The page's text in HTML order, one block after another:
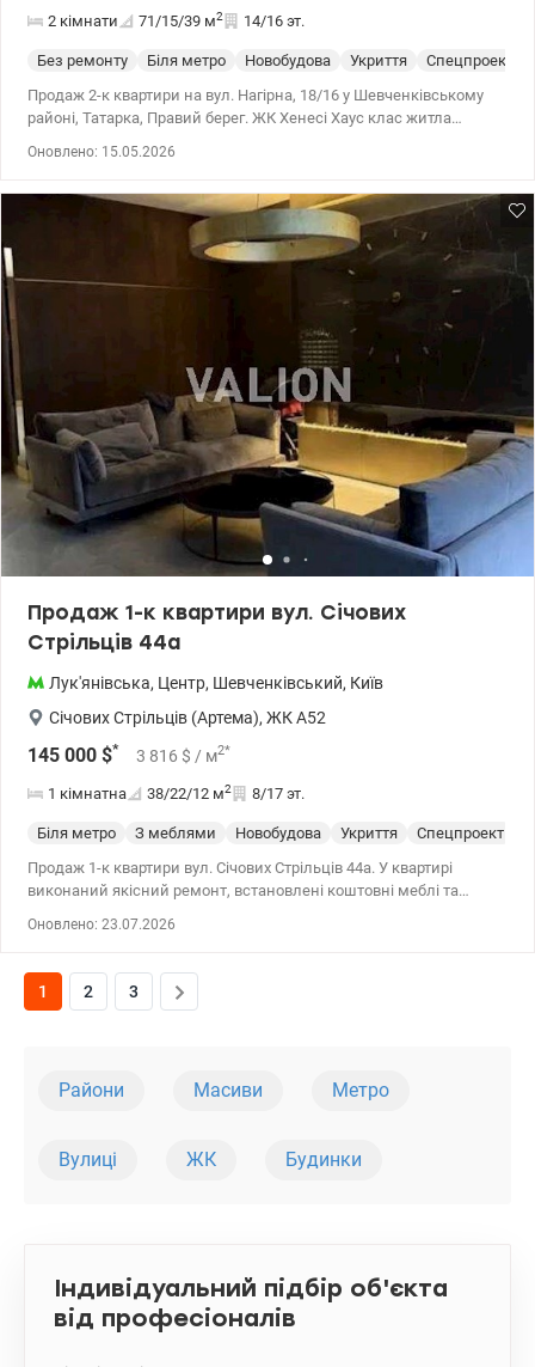
2 кімнати 71/15/39 м2 14/16 эт.
Без ремонту Біля метро Новобудова Укриття Спецпроект
Продаж 2-к квартири на вул. Нагірна, 18/16 у Шевченківському
районі, Татарка, Правий берег. ЖК Хенесі Хаус клас житла
енергоефективність класу А. Здано в експлуатацію. Квартира
видова, можливі авторські зміни у плануванні. Стіни утеплені.
Будинок знаходиться подалі від траси. На території є зона
відпочинку з Wi-Fi, відкриті тераси, спортивний майданчик.
Підземний паркінг для машин та паркінг для велосипедів.
територія, що охороняється, консьєрж. Відеоспостереження.
Інфраструктура У безпосередній близькості: навчальні заклади:
школи, садки та елітний ВНЗ – КІМВ; заклади охорони здоров'я;
у 700 м ТЦ Променада (супермаркет Фуршет); Територія для
відпочинку: Кириловський лісопарк, Смородинський
парк;багато спортивних закладів. Квартира ідеально підходить
як для життя, так і для оренди. Великий досвід допомоги з
купівлі квартир за державними програмами, безготівковий
розрахунок: 1) Е-оселі, е-Відновлення, Сертифікат, 2) Житло для
ВПО та військових (постанова 280 та інші), Молодіжний кредит
Телефонуйте та приходьте на перегляд. Ціна 117 000 у.о. Комісію
Оновлено: 15.05.2026
Продаж 1-к квартири вул. Січових
Стрільців 44а
Лук'янівська, Центр, Шевченківський, Київ
Січових Стрільців (Артема), ЖК А52
145 000 $* 3 816 $ / м2*
1 кімнатна 38/22/12 м2 8/17 эт.
Біля метро З меблями Новобудова Укриття Спецпроект
Продаж 1-к квартири вул. Січових Стрільців 44а. У квартирі
виконаний якісний ремонт, встановлені коштовні меблі та
Оновлено: 23.07.2026
1 2 3
Райони Масиви Метро
Вулиці ЖК Будинки
Індивідуальний підбір об'єкта
від професіоналів